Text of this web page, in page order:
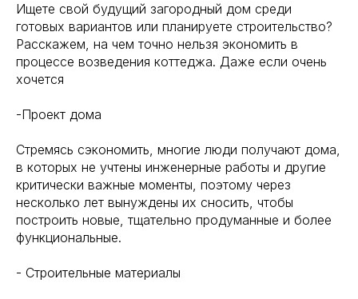
Ищете свой будущий загородный дом среди
готовых вариантов или планируете строительство?
Расскажем, на чем точно нельзя экономить в
процессе возведения коттеджа. Даже если очень
хочется
-Проект дома
Стремясь сэкономить, многие люди получают дома,
в которых не учтены инженерные работы и другие
критически важные моменты, поэтому через
несколько лет вынуждены их сносить, чтобы
построить новые, тщательно продуманные и более
функциональные.
- Строительные материалы